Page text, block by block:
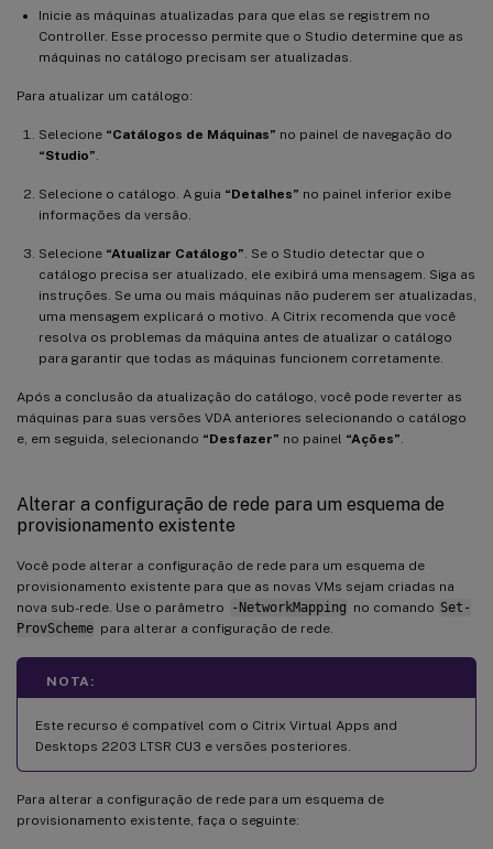
Inicie as máquinas atualizadas para que elas se registrem no
Controller. Esse processo permite que o Studio determine que as
máquinas no catálogo precisam ser atualizadas.
Para atualizar um catálogo:
Selecione “Catálogos de Máquinas” no painel de navegação do
“Studio”
Selecione o catálogo. A guia “Detalhes” no painel inferior exibe
informações da versão.
Selecione “Atualizar Catálogo” . Se o Studio detectar que o
catálogo precisa ser atualizado, ele exibirá uma mensagem. Siga as
instruções. Se uma ou mais máquinas não puderem ser atualizadas,
uma mensagem explicará o motivo. A Citrix recomenda que você
resolva os problemas da máquina antes de atualizar o catálogo
para garantir que todas as máquinas funcionem corretamente.
Após a conclusão da atualização do catálogo, você pode reverter as
máquinas para suas versões VDA anteriores selecionando o catálogo
e, em seguida, selecionando “Desfazer” no painel “Ações”
Alterar a configuração de rede para um esquema de
provisionamento existente
Você pode alterar a configuração de rede para um esquema de
provisionamento existente para que as novas VMs sejam criadas na
nova sub-rede. Use o parâmetro
-NetworkMapping no comando Set-
ProvScheme para alterar a configuração de rede.
NOTA:
Este recurso é compatível com o Citrix Virtual Apps and
Desktops 2203 LTSR CU3 e versões posteriores.
Para alterar a configuração de rede para um esquema de
provisionamento existente, faça o seguinte: